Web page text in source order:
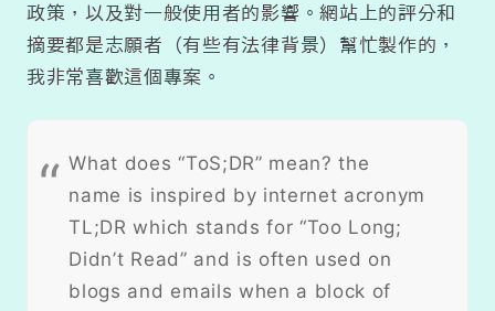
政策，以及對一般使用者的影響。網站上的評分和
摘要都是志願者（有些有法律背景）幫忙製作的，
我非常喜歡這個專案。
What does “ToS;DR” mean? the
name is inspired by internet acronym
TL;DR which stands for “Too Long;
Didn’t Read” and is often used on
blogs and emails when a block of